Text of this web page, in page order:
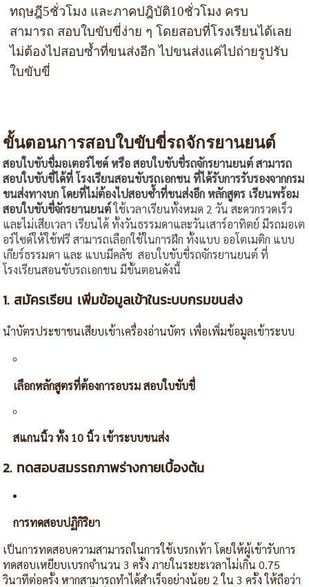
ทฤษฎี5ชั่วโมง และภาคปฎิบัติ10ชั่วโมง ครบ
สามารถ สอบใบขับขี่ง่าย ๆ โดยสอบที่โรงเรียนได้เลย
ไม่ต้องไปสอบซ้ำที่ขนส่งอีก ไปขนส่งแค่ไปถ่ายรูปรับ
ใบขับขี่
ขั้นตอนการสอบใบขับขี่รถจักรยานยนต์
สอบใบขับขี่มอเตอร์ไซด์ หรือ สอบใบขับขี่รถจักรยานยนต์ สามารถ
สอบใบขับขี่ได้ที่ โรงเรียนสอนขับรถเอกชน ที่ได้รับการรับรองจากกรม
ขนส่งทางบก โดยที่ไม่ต้องไปสอบซ้ำที่ขนส่งอีก หลักสูตร เรียนพร้อม
สอบใบขับขี่จักรยานยนต์ใช้เวลาเรียนทั้งหมด 2 วัน สะดวกรวดเร็ว
และไม่เสียเวลา เรียนได้ ทั้งวันธรรมดาและวันเสาร์อาทิตย์ มีรถมอเต
อร์ไซด์ให้ใช้ฟรี สามารถเลือกใช้ในการฝึก ทั้งแบบ ออโตเมติก แบบ
เกียร์ธรรมดา และ แบบมีคลัช สอบใบขับขี่รถจักรยานยนต์ ที่
โรงเรียนสอนขับรถเอกชน มีขั้นตอนดังนี้
1. สมัครเรียน เพิ่มข้อมูลเข้าในระบบกรมขนส่ง
นำบัตรประชาชนเสียบเข้าเครื่องอ่านบัตร เพื่อเพิ่มข้อมูลเข้าระบบ
เลือกหลักสูตรที่ต้องการอบรม สอบใบขับขี่
สแกนนิ้ว ทั้ง 10 นิ้ว เข้าระบบขนส่ง
2. ทดสอบสมรรถภาพร่างกายเบื้องต้น
การทดสอบปฏิกิริยา
เป็นการทดสอบความสามารถในการใช้เบรกเท้า โดยให้ผู้เข้ารับการ
ทดสอบเหยียบเบรกจำนวน 3 ครั้ง ภายในระยะเวลาไม่เกิน 0.75
วินาทีต่อครั้ง หากสามารถทำได้สำเร็จอย่างน้อย 2 ใน 3 ครั้ง ให้ถือว่า